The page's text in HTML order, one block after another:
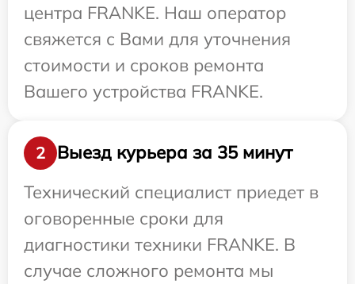
центра FRANKE. Наш оператор
свяжется с Вами для уточнения
стоимости и сроков ремонта
Вашего устройства FRANKE.
2
Выезд курьера за 35 минут
Технический специалист приедет в
оговоренные сроки для
диагностики техники FRANKE. В
случае сложного ремонта мы